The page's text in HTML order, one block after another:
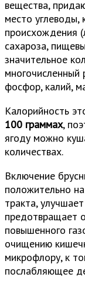
вещества,
место углеводы,
происхождения
сахароза,
значительное
многочисленный
фосфор, калий,
Калорийность
100 граммах,
ягоду можно
количествах.
Включение
положительно
тракта,
предотвращает
повышенного
очищению
микрофлору, к
послабляющее